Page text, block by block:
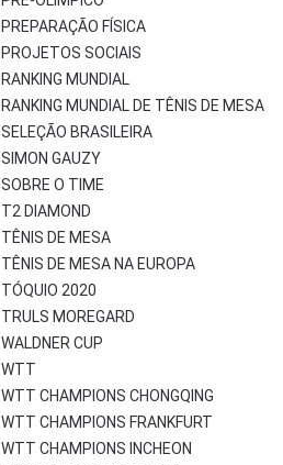
PREPARAÇÃO FÍSICA
PROJETOS SOCIAIS
RANKING MUNDIAL
RANKING MUNDIAL DE TÊNIS DE MESA
SELEÇÃO BRASILEIRA
SIMON GAUZY
SOBRE O TIME
T2 DIAMOND
TÊNIS DE MESA
TÊNIS DE MESA NA EUROPA
TÓQUIO 2020
TRULS MOREGARD
WALDNER CUP
WTT
WTT CHAMPIONS CHONGQING
WTT CHAMPIONS FRANKFURT
WTT CHAMPIONS INCHEON